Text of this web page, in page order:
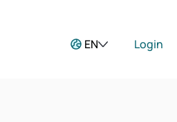
EN Login